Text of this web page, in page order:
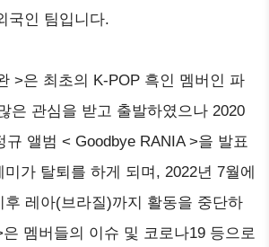
국인 팀입니다.
>은 최초의 K-POP 흑인 멤버인 파
은 관심을 받고 출발하였으나 2020
규 앨범 < Goodbye RANIA >을 발표
가 탈퇴를 하게 되며, 2022년 7월에
후 레아(브라질)까지 활동을 중단하
멤버들의 이슈 및 코로나19 등으로